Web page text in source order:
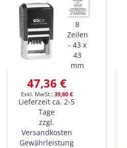
8
Zeilen
43 x
43
mm
47,36 €
39,80 €
Lieferzeit ca. 2-5
Tage
zzgl.
Versandkosten
Gewährleistung